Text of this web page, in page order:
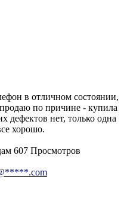
в отличном состоянии,
по причине - купила
дефектов нет, только одна
хорошо.
607 Просмотров